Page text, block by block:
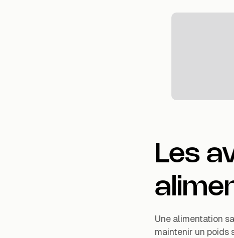
Les
Une alimentation
maintenir un poids